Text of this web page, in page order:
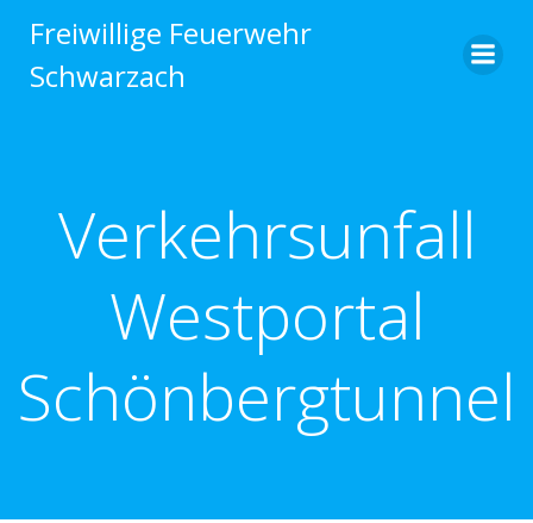
Inhalt
Freiwillige Feuerwehr
Schwarzach
Verkehrsunfall
Westportal
Schönbergtunnel